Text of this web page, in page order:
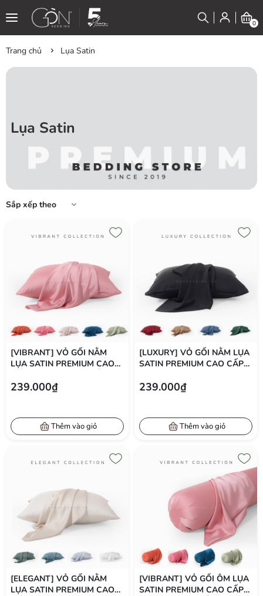
0
Trang chủ Lụa Satin
Lụa Satin
Sắp xếp theo
[VIBRANT] VỎ GỐI NẰM
LỤA SATIN PREMIUM CAO
50X70 CM
239.000₫
Thêm vào giỏ
[LUXURY] VỎ GỐI NẰM LỤA
SATIN PREMIUM CAO CẤP
50X70 CM
239.000₫
Thêm vào giỏ
[ELEGANT] VỎ GỐI NẰM
LỤA SATIN PREMIUM CAO
[VIBRANT] VỎ GỐI ÔM LỤA
SATIN PREMIUM CAO CẤP